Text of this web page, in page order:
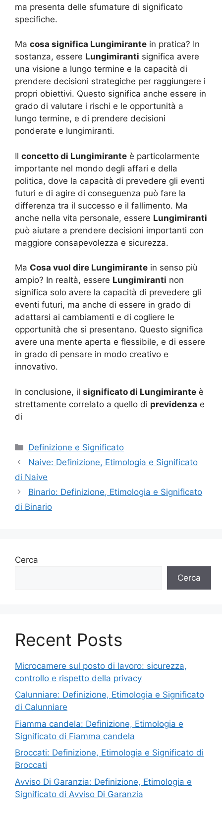
ma presenta delle sfumature di significato
specifiche.
Ma cosa significa Lungimirante in pratica? In
sostanza, essere Lungimiranti significa avere
una visione a lungo termine e la capacità di
prendere decisioni strategiche per raggiungere i
propri obiettivi. Questo significa anche essere in
grado di valutare i rischi e le opportunità a
lungo termine, e di prendere decisioni
ponderate e lungimiranti.
Il concetto di Lungimirante è particolarmente
importante nel mondo degli affari e della
politica, dove la capacità di prevedere gli eventi
futuri e di agire di conseguenza può fare la
differenza tra il successo e il fallimento. Ma
anche nella vita personale, essere Lungimiranti
può aiutare a prendere decisioni importanti con
maggiore consapevolezza e sicurezza.
Ma Cosa vuol dire Lungimirante in senso più
ampio? In realtà, essere Lungimiranti non
significa solo avere la capacità di prevedere gli
eventi futuri, ma anche di essere in grado di
adattarsi ai cambiamenti e di cogliere le
opportunità che si presentano. Questo significa
avere una mente aperta e flessibile, e di essere
in grado di pensare in modo creativo e
innovativo.
In conclusione, il significato di Lungimirante è
strettamente correlato a quello di previdenza e
di
Categorie
Definizione e Significato
Naive: Definizione, Etimologia e Significato
di Naive
Binario: Definizione, Etimologia e Significato
di Binario
Cerca
Cerca
Recent Posts
Microcamere sul posto di lavoro: sicurezza,
controllo e rispetto della privacy
Calunniare: Definizione, Etimologia e Significato
di Calunniare
Fiamma candela: Definizione, Etimologia e
Significato di Fiamma candela
Broccati: Definizione, Etimologia e Significato di
Broccati
Avviso Di Garanzia: Definizione, Etimologia e
Significato di Avviso Di Garanzia